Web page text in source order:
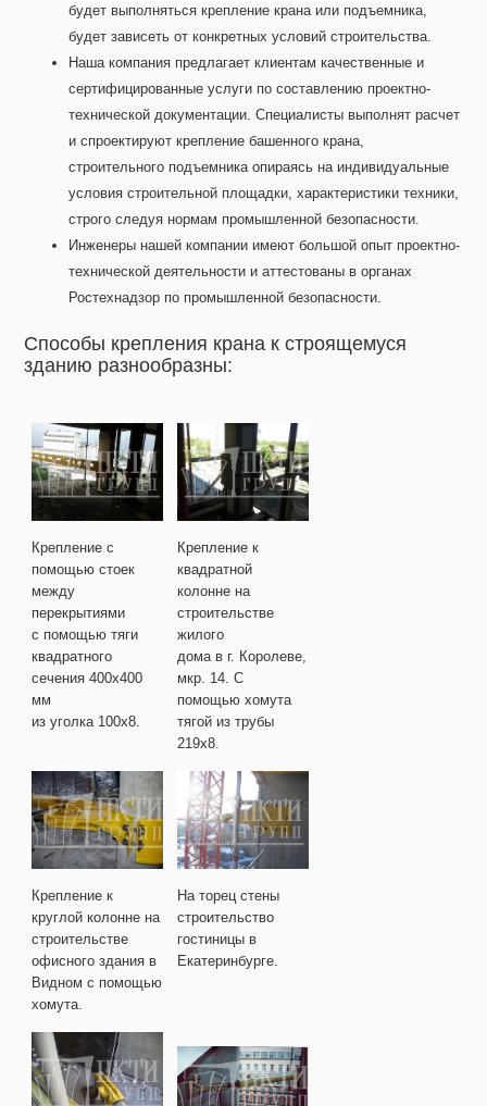
будет выполняться крепление крана или подъемника,
будет зависеть от конкретных условий строительства.
Наша компания предлагает клиентам качественные и
сертифицированные услуги по составлению проектно-
технической документации. Специалисты выполнят расчет
и спроектируют крепление башенного крана,
строительного подъемника опираясь на индивидуальные
условия строительной площадки, характеристики техники,
строго следуя нормам промышленной безопасности.
Инженеры нашей компании имеют большой опыт проектно-
технической деятельности и аттестованы в органах
Ростехнадзор по промышленной безопасности.
Способы крепления крана к строящемуся
зданию разнообразны:
Крепление с
помощью стоек
между
перекрытиями
с помощью тяги
квадратного
сечения 400х400
мм
из уголка 100х8.
Крепление к
квадратной
колонне на
строительстве
жилого
дома в г. Королеве,
мкр. 14. С
помощью хомута
тягой из трубы
219х8.
Крепление к
круглой колонне на
строительстве
офисного здания в
Видном с помощью
хомута.
На торец стены
строительство
гостиницы в
Екатеринбурге.